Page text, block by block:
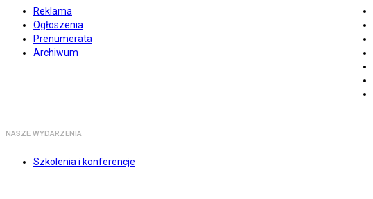
Reklama
Ogłoszenia
Prenumerata
Archiwum
NASZE WYDARZENIA
Szkolenia i konferencje